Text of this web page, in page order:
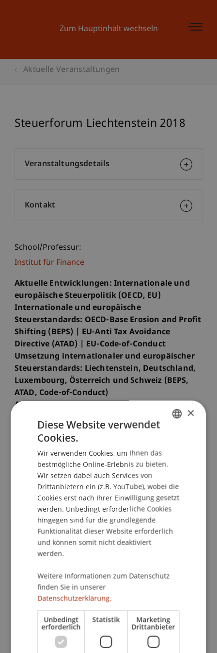
Zum Hauptinhalt wechseln
Aktuelle Veranstaltungen
Steuerforum Liechtenstein 2018
School/Professur:
Institut für Finance
Aktuelle Entwicklungen: Internationale und
europäische Steuerpolitik (OECD, EU)
Internationale und europäische
Steuerstandards: OECD-Base Erosion and Profit
Shifting (BEPS) | EU-Anti Tax Avoidance
Directive (ATAD) | EU-Code-of-Conduct
Umsetzung internationaler und europäischer
Steuerstandards: Liechtenstein, Deutschland,
Luxembourg, Österreich und Schweiz (BEPS,
ATAD, Code-of-Conduct)
Auswirkungen: Besteuerung
grenzüberschreitender Vermögensstrukturen
und Unternehmen in Liechtenstein
Unter Führung insbesondere der G7, G20, OECD
und der EU hat die internationale und
europäische Steuerpolitik zahlreiche
Steuerstandards in der Form von weitgehend
verbindlichen Anforderungen an das nationale
und internationale Steuerrecht entwickelt. Diese
betrafen bislang die bereits umgesetzte und
angewendete Steuertransparenz, nunmehr
beinhalten sie aber auch umfassende Vorgaben,
grenzüberschreitender Vermögensstrukturen
und Unternehmen entscheidend verändern
werden.
Bis Ende 2018 sind diese Anforderungen von
denjenigen Staaten umzusetzen, die dazu
aufgrund ihrer Mitgliedschaft in diesen
Veranstaltungsdetails
Kontakt
×
Diese Website verwendet
Cookies.
Wir verwenden Cookies, um Ihnen das
bestmögliche Online-Erlebnis zu bieten.
Wir setzen dabei auch Services von
Drittanbietern ein (z.B. YouTube), wobei die
Cookies erst nach Ihrer Einwilligung gesetzt
werden. Unbedingt erforderliche Cookies
hingegen sind für die grundlegende
Funktionalität dieser Website erforderlich
und können somit nicht deaktiviert
werden.
Weitere Informationen zum Datenschutz
finden Sie in unserer
Datenschutzerklärung.
Unbedingt
erforderlich
Statistik Marketing
Drittanbieter